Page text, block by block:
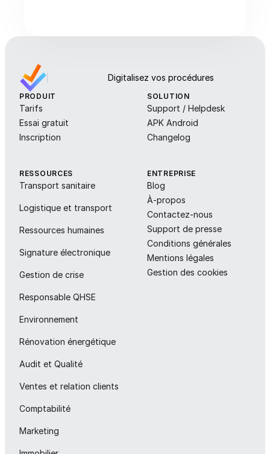
Digitalisez vos procédures
PRODUIT
Tarifs
Essai gratuit
Inscription
SOLUTION
Support / Helpdesk
APK Android
Changelog
RESSOURCES
Transport sanitaire
Logistique et transport
Ressources humaines
Signature électronique
Gestion de crise
Responsable QHSE
Environnement
Rénovation énergétique
Audit et Qualité
Ventes et relation clients
Comptabilité
Marketing
ENTREPRISE
Blog
À-propos
Contactez-nous
Support de presse
Conditions générales
Mentions légales
Gestion des cookies